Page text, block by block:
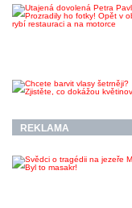
REKLAMA